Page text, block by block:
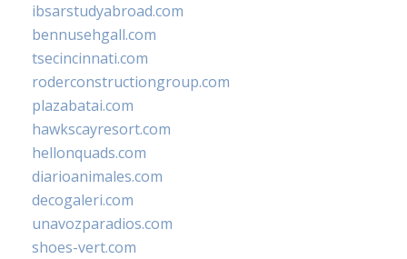
ibsarstudyabroad.com
bennusehgall.com
tsecincinnati.com
roderconstructiongroup.com
plazabatai.com
hawkscayresort.com
hellonquads.com
diarioanimales.com
decogaleri.com
unavozparadios.com
shoes-vert.com